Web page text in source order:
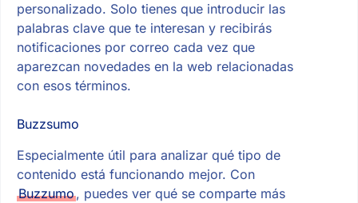
personalizado. Solo tienes que introducir las
palabras clave que te interesan y recibirás
notificaciones por correo cada vez que
aparezcan novedades en la web relacionadas
con esos términos.
Buzzsumo
Especialmente útil para analizar qué tipo de
contenido está funcionando mejor. Con
Buzzumo, puedes ver qué se comparte más